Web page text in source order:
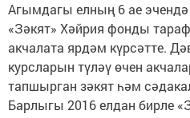
Агымдагы елның 6 ае
«Зәкят» Хәйрия фонды
акчалата ярдәм күрсәтте.
курсларын түләү өчен
тапшырган зәкят һәм
Барлыгы 2016 елдан бирле